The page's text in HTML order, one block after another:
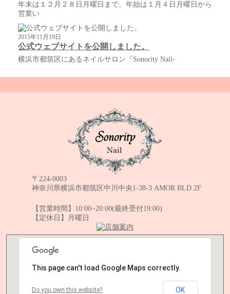
年末は１２月２８日月曜日まで、年始は１月４日月曜日から
営業い
2015年11月19日
公式ウェブサイトを公開しました。
横浜市都筑区にあるネイルサロン『Sonority Nail-
〒224-0003
神奈川県横浜市都筑区中川中央1-38-3 AMOR BLD 2F
【営業時間】10:00~20:00(最終受付19:00)
【定休日】月曜日
This page can't load Google Maps correctly.
Do you own this website? OK